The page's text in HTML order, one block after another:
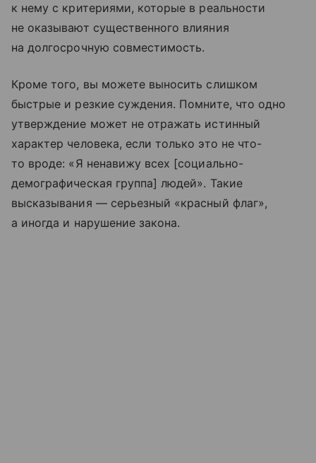
к нему с критериями, которые в реальности
не оказывают существенного влияния
на долгосрочную совместимость.
Кроме того, вы можете выносить слишком
быстрые и резкие суждения. Помните, что одно
утверждение может не отражать истинный
характер человека, если только это не что-
то вроде: «Я ненавижу всех [социально-
демографическая группа] людей». Такие
высказывания — серьезный «красный флаг»,
а иногда и нарушение закона.